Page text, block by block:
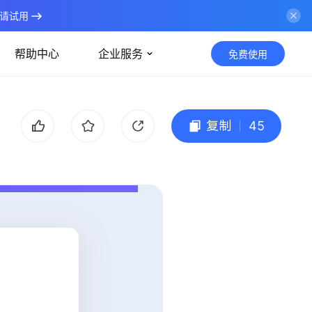
试用
帮助中心 企业服务 免费使用
复制 45